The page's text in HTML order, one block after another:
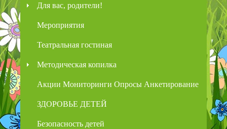
Для вас, родители!
Мероприятия
Театральная гостиная
Методическая копилка
Акции Мониторинги Опросы Анкетирование
ЗДОРОВЬЕ ДЕТЕЙ
Безопасность детей